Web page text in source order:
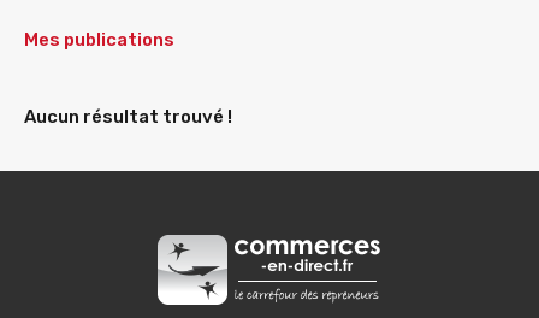
Mes publications
Aucun résultat trouvé !